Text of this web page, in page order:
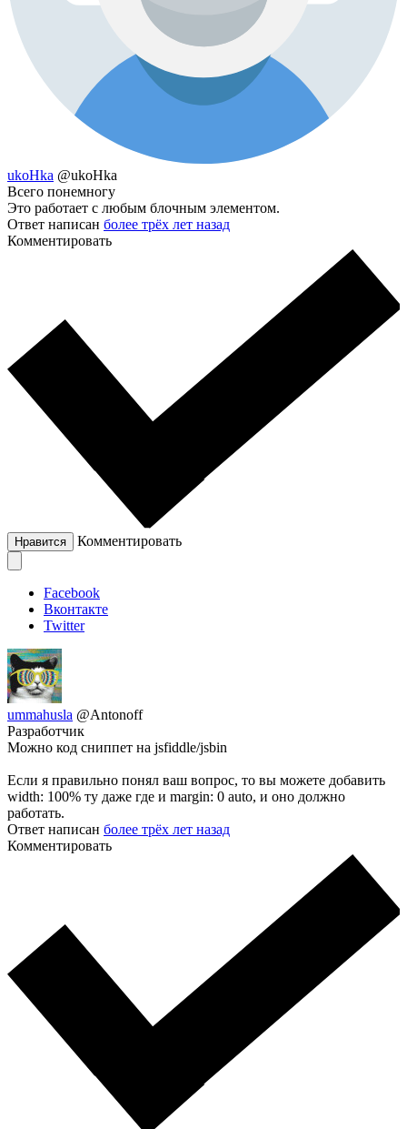
ukoHka @ukoHka
Всего понемногу
Это работает с любым блочным элементом.
Ответ написан более трёх лет назад
Комментировать
Нравится Комментировать
Facebook
Вконтакте
Twitter
ummahusla @Antonoff
Разработчик
Можно код сниппет на jsfiddle/jsbin
Если я правильно понял ваш вопрос, то вы можете добавить
width: 100% ту даже где и margin: 0 auto, и оно должно
работать.
Ответ написан более трёх лет назад
Комментировать